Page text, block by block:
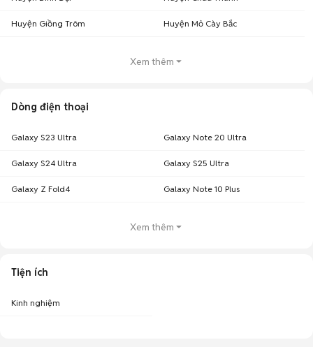
Huyện Giồng Trôm Huyện Mỏ Cày Bắc
Xem thêm
Dòng điện thoại
Galaxy S23 Ultra Galaxy Note 20 Ultra
Galaxy S24 Ultra Galaxy S25 Ultra
Galaxy Z Fold4 Galaxy Note 10 Plus
Xem thêm
Tiện ích
Kinh nghiệm